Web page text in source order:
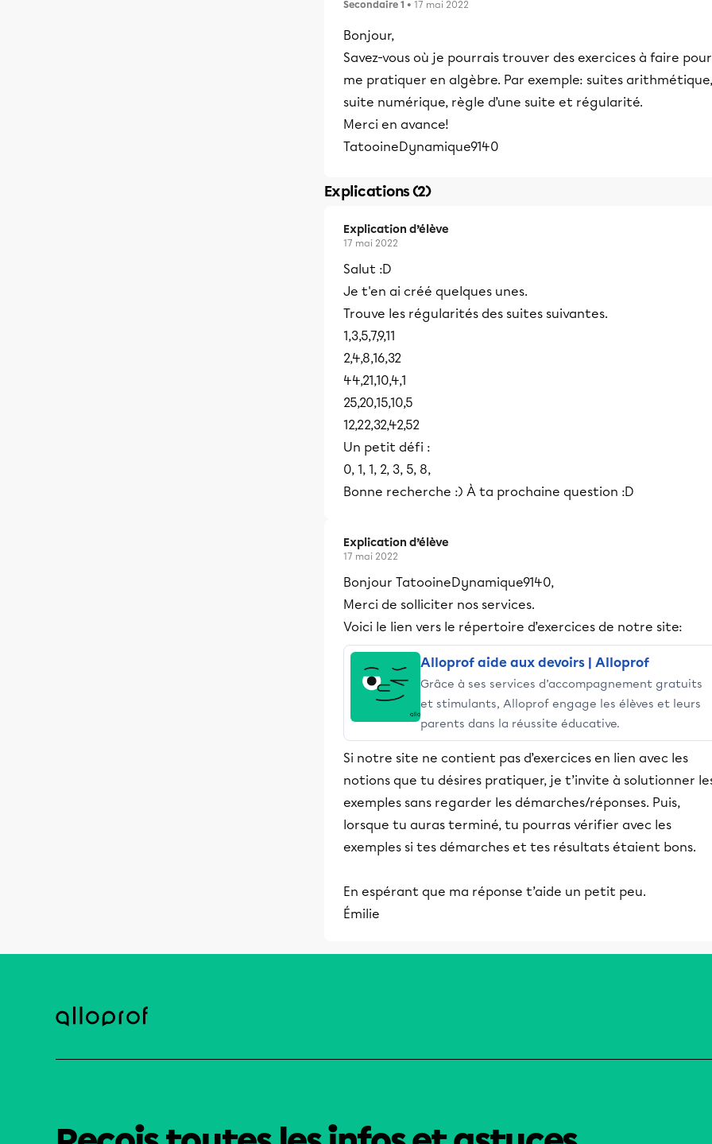
Secondaire 1 • 17 mai 2022
Bonjour,
Savez-vous où je pourrais trouver des exercices à faire pour
me pratiquer en algèbre. Par exemple: suites arithmétique,
suite numérique, règle d’une suite et régularité.
Merci en avance!
TatooineDynamique9140
Explications (2)
Explication d’élève
17 mai 2022
Salut :D
Je t'en ai créé quelques unes.
Trouve les régularités des suites suivantes.
1,3,5,7,9,11
2,4,8,16,32
44,21,10,4,1
25,20,15,10,5
12,22,32,42,52
Un petit défi :
0, 1, 1, 2, 3, 5, 8,
Bonne recherche :) À ta prochaine question :D
Explication d’élève
17 mai 2022
Bonjour TatooineDynamique9140,
Merci de solliciter nos services.
Voici le lien vers le répertoire d’exercices de notre site:
Alloprof aide aux devoirs | Alloprof
Grâce à ses services d’accompagnement gratuits
et stimulants, Alloprof engage les élèves et leurs
parents dans la réussite éducative.
Si notre site ne contient pas d’exercices en lien avec les
notions que tu désires pratiquer, je t’invite à solutionner
exemples sans regarder les démarches/réponses. Puis,
lorsque tu auras terminé, tu pourras vérifier avec les
exemples si tes démarches et tes résultats étaient bons.
En espérant que ma réponse t’aide un petit peu.
Émilie